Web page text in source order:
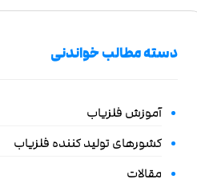
دسته مطالب خواندنی
آموزش فلزیاب
کشورهای تولید کننده فلزیاب
مقالات